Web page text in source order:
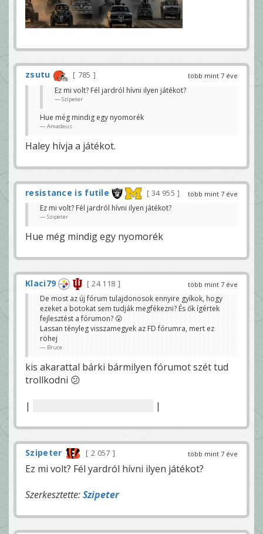
több mint 7 éve
zsutu
785
Ez mi volt? Fél jardról hívni ilyen játékot?
Szipeter
Hue még mindig egy nyomorék
Amadeus
Haley hívja a játékot.
több mint 7 éve
resistance is futile
34 955
Ez mi volt? Fél jardról hívni ilyen játékot?
Szipeter
Hue még mindig egy nyomorék
több mint 7 éve
Klaci79
24 118
De most az új fórum tulajdonosok ennyire gyíkok, hogy
ezeket a botokat sem tudják megfékezni? És ők ígértek
fejlesztést a fórumon? 😮
Lassan tényleg visszamegyek az FD fórumra, mert ez
röhej
Bruce
kis akarattal bárki bármilyen fórumot szét tud
trollkodni 😕
|
|
több mint 7 éve
Szipeter 2 057
Ez mi volt? Fél yardról hívni ilyen játékot?
Szerkesztette:Szipeter